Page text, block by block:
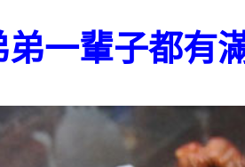
弟一輩子都有